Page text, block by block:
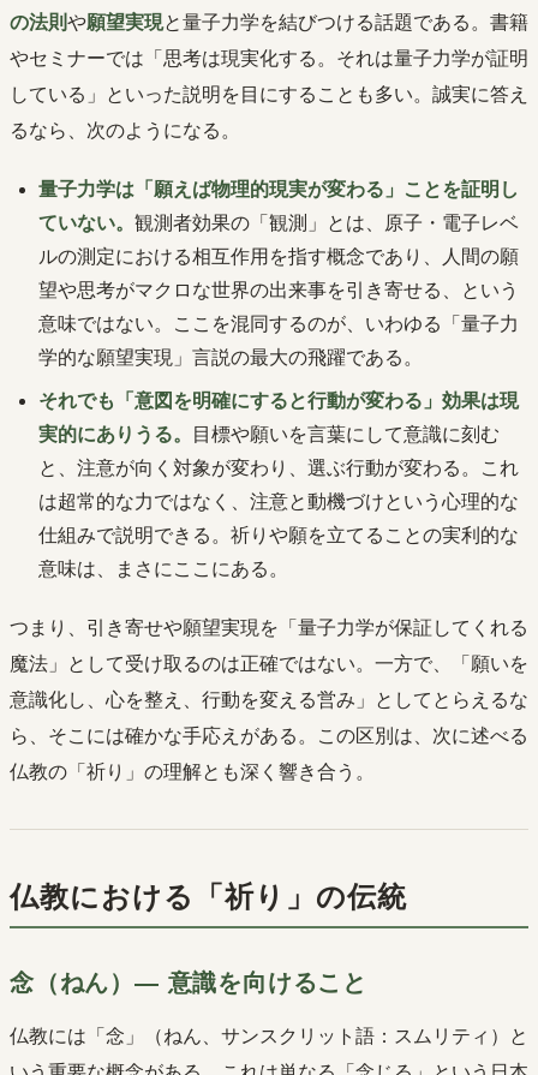
の法則や願望実現と量子力学を結びつける話題である。書籍
やセミナーでは「思考は現実化する。それは量子力学が証明
している」といった説明を目にすることも多い。誠実に答え
るなら、次のようになる。
量子力学は「願えば物理的現実が変わる」ことを証明し
ていない。 観測者効果の「観測」とは、原子・電子レベ
ルの測定における相互作用を指す概念であり、人間の願
望や思考がマクロな世界の出来事を引き寄せる、という
意味ではない。ここを混同するのが、いわゆる「量子力
学的な願望実現」言説の最大の飛躍である。
それでも「意図を明確にすると行動が変わる」効果は現
実的にありうる。
目標や願いを言葉にして意識に刻む
と、注意が向く対象が変わり、選ぶ行動が変わる。これ
は超常的な力ではなく、注意と動機づけという心理的な
仕組みで説明できる。祈りや願を立てることの実利的な
意味は、まさにここにある。
つまり、引き寄せや願望実現を「量子力学が保証してくれる
魔法」として受け取るのは正確ではない。一方で、「願いを
意識化し、心を整え、行動を変える営み」としてとらえるな
ら、そこには確かな手応えがある。この区別は、次に述べる
仏教の「祈り」の理解とも深く響き合う。
仏教における「祈り」の伝統
念（ねん）― 意識を向けること
仏教には「念」（ねん、サンスクリット語：スムリティ）と